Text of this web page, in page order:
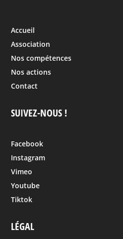
Accueil
Association
Nos compétences
Nos actions
Contact
SUIVEZ-NOUS !
Facebook
Instagram
Vimeo
Youtube
Tiktok
LÉGAL